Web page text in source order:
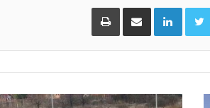
Twitter
LinkedInمشاركة عبر البريد طباعة